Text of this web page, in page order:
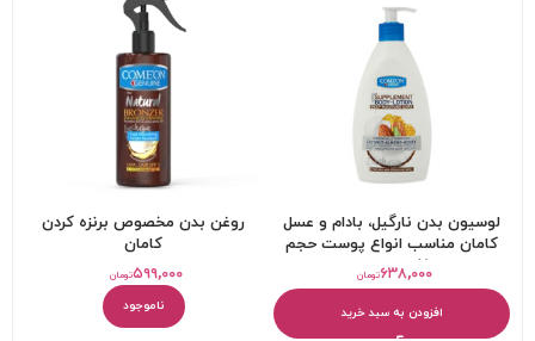
لوسیون بدن نارگیل، بادام و عسل
کامان مناسب انواع پوست حجم
510 میلی لیتر
تومان۶۳۸,۰۰۰
افزودن به سبد خرید
روغن بدن مخصوص برنزه کردن
کامان
تومان۵۹۹,۰۰۰
ناموجود